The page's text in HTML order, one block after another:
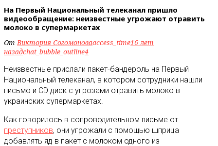
На Первый Национальный телеканал пришло
видеообращение: неизвестные угрожают отравить
молоко в супермаркетах
ОтВиктория Согомоноваaccess_time16 лет
назадchat_bubble_outline4
Неизвестные прислали пакет-бандероль на Первый
Национальный телеканал, в котором сотрудники нашли
письмо и CD диск с угрозами отравить молоко в
украинских супермаркетах.
Как говорилось в сопроводительном письме от
преступников, они угрожали с помощью шприца
добавлять яд в пакет с молоком одного из